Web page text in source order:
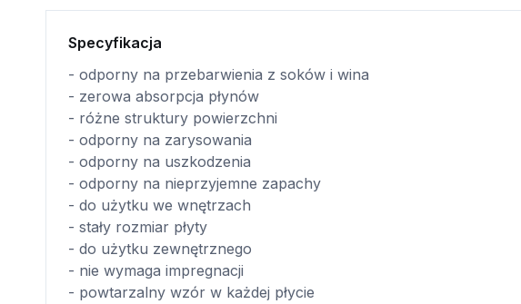
Specyfikacja
- odporny na przebarwienia z soków i wina
- zerowa absorpcja płynów
- różne struktury powierzchni
- odporny na zarysowania
- odporny na uszkodzenia
- odporny na nieprzyjemne zapachy
- do użytku we wnętrzach
- stały rozmiar płyty
- do użytku zewnętrznego
- nie wymaga impregnacji
- powtarzalny wzór w każdej płycie